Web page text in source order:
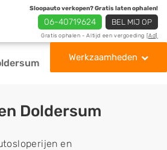
Sloopauto verkopen? Gratis laten ophalen!
06-40719624 BEL MIJ OP
Gratis ophalen - Altijd een vergoeding [Ad]
Werkzaamheden
Doldersum
en